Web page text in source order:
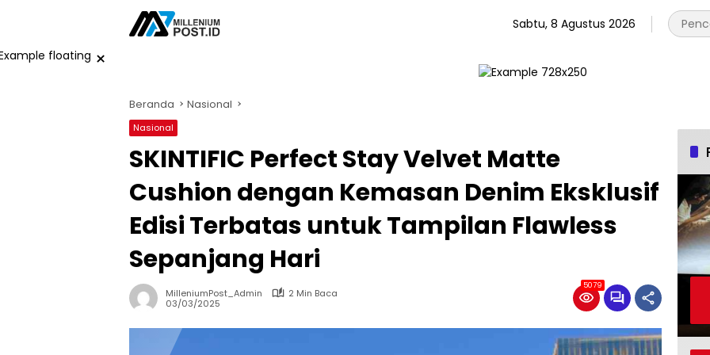
Sabtu, 8 Agustus 2026
×
Beranda Nasional
Nasional
SKINTIFIC Perfect Stay Velvet Matte
Cushion dengan Kemasan Denim Eksklusif
Edisi Terbatas untuk Tampilan Flawless
Sepanjang Hari
MilleniumPost_Admin
2 Min Baca
03/03/2025
5079